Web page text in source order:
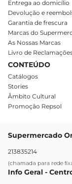
Entrega ao domicílio
Devolução e
Garantia de frescura
Marcas do
As Nossas Marcas
Livro de
CONTEÚDO
Catálogos
Stories
Âmbito Cultural
Promoção Repsol
Supermercado
213835214
(chamada para rede
Info Geral -